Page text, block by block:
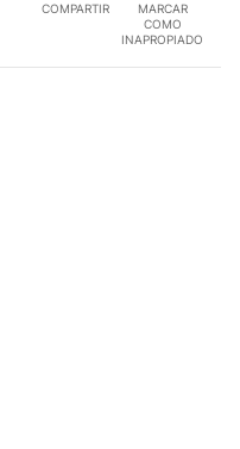
COMPARTIR
MARCAR
COMO
INAPROPIADO